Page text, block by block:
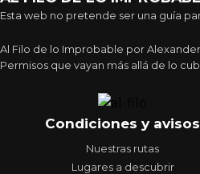
Esta web no pretende ser una guía
Al Filo de lo Improbable por
Permisos que vayan más allá de lo
Condiciones y avisos
Nuestras rutas
Lugares a descubrir